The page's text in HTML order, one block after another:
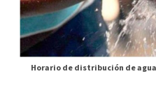
Horario de distribución de